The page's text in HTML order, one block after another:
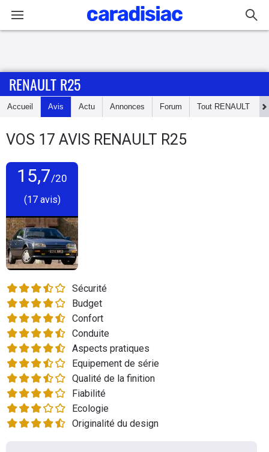
Accueil
Essais
Guide
Electriques
Utilitaires
Flottes
Auto
Services
Forum
Moto
Marques
RENAULT R25
Accueil Avis Actu Annonces Forum Tout RENAULT
VOS 17 AVIS RENAULT R25
15,7/20
(17 avis)
Sécurité
Budget
Confort
Conduite
Aspects pratiques
Equipement de série
Qualité de la finition
Fiabilité
Ecologie
Originalité du design